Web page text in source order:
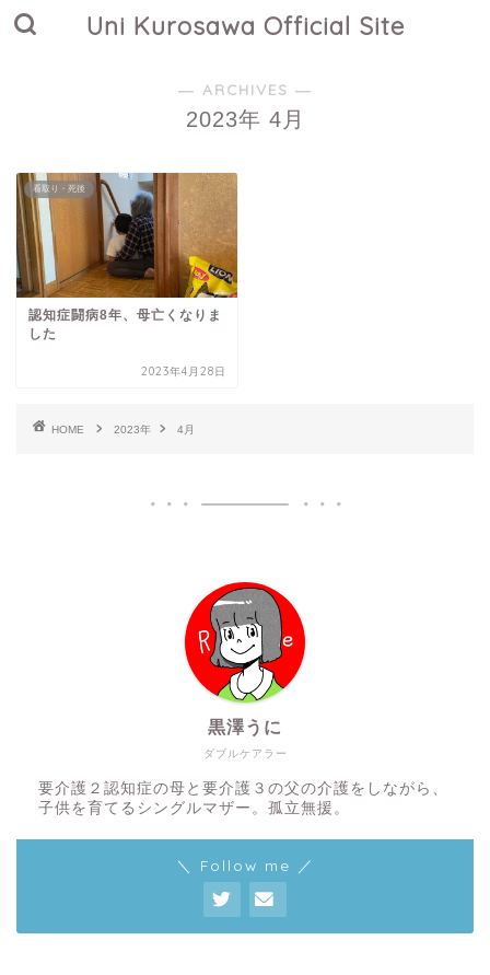
Uni Kurosawa Official Site
― ARCHIVES ―
2023年 4月
看取り・死後
認知症闘病8年、母亡くなりま
した
2023年4月28日
HOME 2023年 4月
ダブルケアラー
黒澤うに
要介護２認知症の母と要介護３の父の介護をしながら、
子供を育てるシングルマザー。孤立無援。
＼ Follow me ／